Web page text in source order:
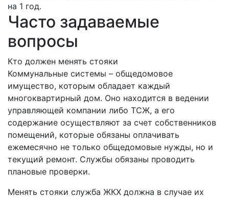
на 1 год.
Часто задаваемые
вопросы
Кто должен менять стояки
Коммунальные системы – общедомовое
имущество, которым обладает каждый
многоквартирный дом. Оно находится в ведении
управляющей компании либо ТСЖ, а его
содержание осуществляют за счет собственников
помещений, которые обязаны оплачивать
ежемесячно не только общедомовые нужды, но и
текущий ремонт. Службы обязаны проводить
плановые проверки.
Менять стояки служба ЖКХ должна в случае их